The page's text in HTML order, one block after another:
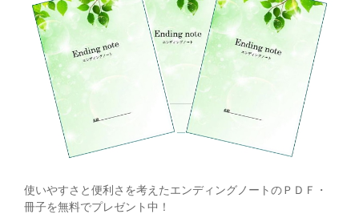
使いやすさと便利さを考えたエンディングノートのＰＤＦ・
冊子を無料でプレゼント中！